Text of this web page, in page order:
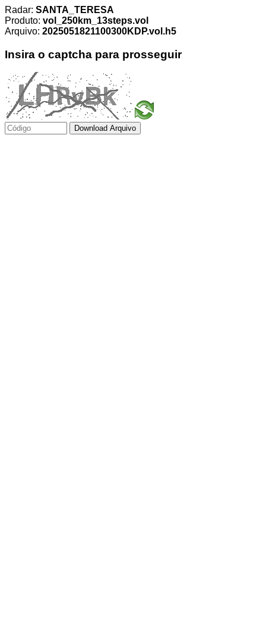
Radar: SANTA_TERESA
Produto: vol_250km_13steps.vol
Arquivo: 2025051821100300KDP.vol.h5
Insira o captcha para prosseguir